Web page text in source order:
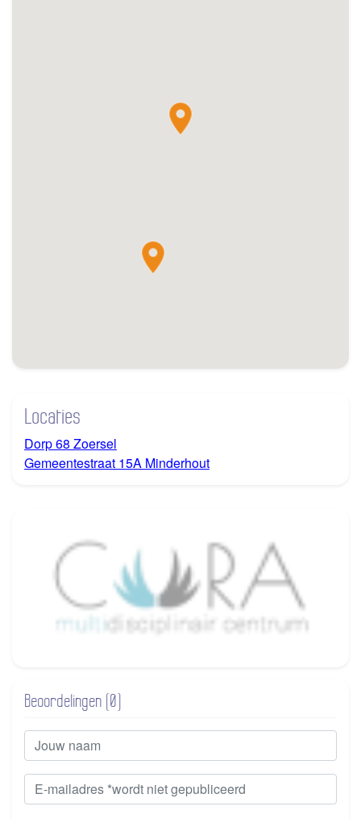
Locaties
Dorp 68 Zoersel
Gemeentestraat 15A Minderhout
Beoordelingen (0)